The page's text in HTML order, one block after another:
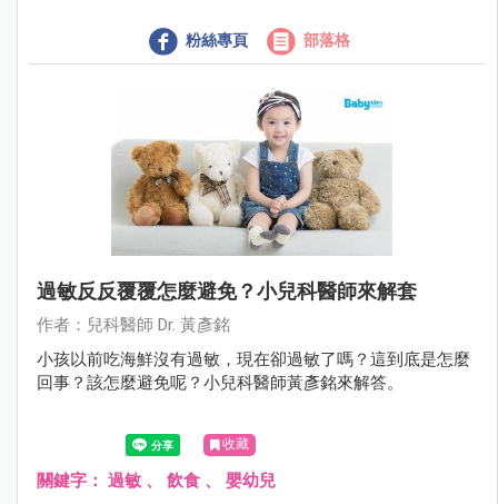
粉絲專頁 部落格
過敏反反覆覆怎麼避免？小兒科醫師來解套
作者：兒科醫師 Dr. 黃彥銘
小孩以前吃海鮮沒有過敏，現在卻過敏了嗎？這到底是怎麼
回事？該怎麼避免呢？小兒科醫師黃彥銘來解答。
收藏
關鍵字： 過敏 、 飲食 、 嬰幼兒